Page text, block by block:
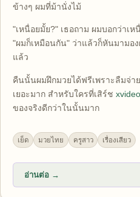
ข้างๆ ผมที่ม้านั่งไม้
"เหนื่อยมั้ย?" เธอถาม ผมบอกว่าเ
"ผมก็เหมือนกัน" ว่าแล้วก็หันมามอ
แล้ว
คืนนั้นผมฝึกมวยได้ฟรีเพราะลืมจ่า
เยอะมาก สำหรับใครที่เสิร์ช
ของจริงดีกว่าในนั้นมาก
เย็ด มวยไทย ครูสาว เรื่องเสียว
อ่านต่อ →